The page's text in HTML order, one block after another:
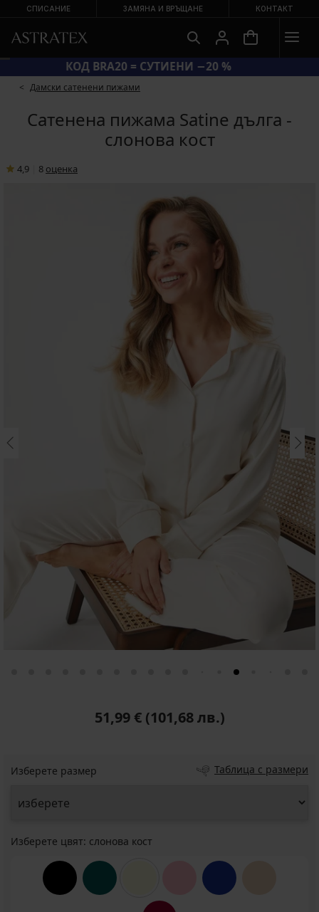
СПИСАНИЕ ЗАМЯНА И ВРЪЩАНЕ КОНТАКТ
КОД BRA20 = СУТИЕНИ −20 %
Дамски сатенени пижами
Сатенена пижама Satine дълга -
слонова кост
4,9 8 oценка
51,99 € (101,68 лв.)
Изберете размер Таблица с размери
Изберете цвят: слонова кост